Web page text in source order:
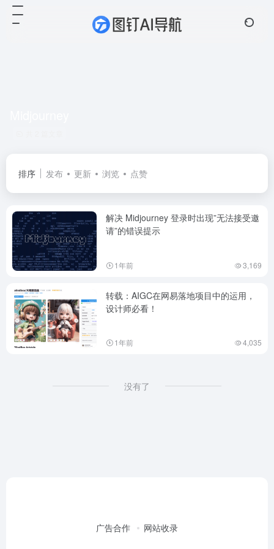
排序 发布 更新 浏览 点赞
解决 Midjourney 登录时出现”无法接受邀
请”的错误提示
1年前 3,169
转载：AIGC在网易落地项目中的运用，
设计师必看！
1年前 4,035
没有了
广告合作 网站收录